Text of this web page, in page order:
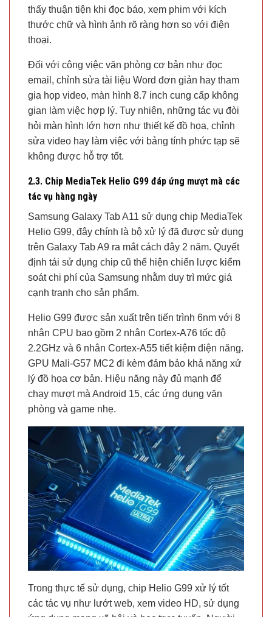
thấy thuận tiện khi đọc báo, xem phim với kích
thước chữ và hình ảnh rõ ràng hơn so với điện
thoại.
Đối với công việc văn phòng cơ bản như đọc
email, chỉnh sửa tài liệu Word đơn giản hay tham
gia họp video, màn hình 8.7 inch cung cấp không
gian làm việc hợp lý. Tuy nhiên, những tác vụ đòi
hỏi màn hình lớn hơn như thiết kế đồ họa, chỉnh
sửa video hay làm việc với bảng tính phức tạp sẽ
không được hỗ trợ tốt.
2.3. Chip MediaTek Helio G99 đáp ứng mượt mà các
tác vụ hàng ngày
Samsung Galaxy Tab A11 sử dụng chip MediaTek
Helio G99, đây chính là bộ xử lý đã được sử dụng
trên Galaxy Tab A9 ra mắt cách đây 2 năm. Quyết
định tái sử dụng chip cũ thể hiện chiến lược kiểm
soát chi phí của Samsung nhằm duy trì mức giá
cạnh tranh cho sản phẩm.
Helio G99 được sản xuất trên tiến trình 6nm với 8
nhân CPU bao gồm 2 nhân Cortex-A76 tốc độ
2.2GHz và 6 nhân Cortex-A55 tiết kiệm điện năng.
GPU Mali-G57 MC2 đi kèm đảm bảo khả năng xử
lý đồ họa cơ bản. Hiệu năng này đủ mạnh để
chạy mượt mà Android 15, các ứng dụng văn
phòng và game nhẹ.
Trong thực tế sử dụng, chip Helio G99 xử lý tốt
các tác vụ như lướt web, xem video HD, sử dụng